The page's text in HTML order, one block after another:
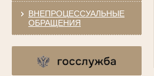
ВНЕПРОЦЕССУАЛЬНЫЕ
ОБРАЩЕНИЯ